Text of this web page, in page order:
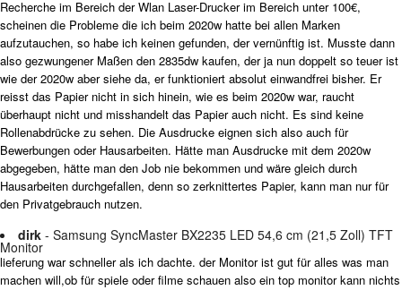
Recherche im Bereich der Wlan Laser-Drucker im Bereich unter 100€,
scheinen die Probleme die ich beim 2020w hatte bei allen Marken
aufzutauchen, so habe ich keinen gefunden, der vernünftig ist. Musste dann
also gezwungener Maßen den 2835dw kaufen, der ja nun doppelt so teuer ist
wie der 2020w aber siehe da, er funktioniert absolut einwandfrei bisher. Er
reisst das Papier nicht in sich hinein, wie es beim 2020w war, raucht
überhaupt nicht und misshandelt das Papier auch nicht. Es sind keine
Rollenabdrücke zu sehen. Die Ausdrucke eignen sich also auch für
Bewerbungen oder Hausarbeiten. Hätte man Ausdrucke mit dem 2020w
abgegeben, hätte man den Job nie bekommen und wäre gleich durch
Hausarbeiten durchgefallen, denn so zerknittertes Papier, kann man nur für
den Privatgebrauch nutzen.
dirk - Samsung SyncMaster BX2235 LED 54,6 cm (21,5 Zoll) TFT
Monitor
lieferung war schneller als ich dachte. der Monitor ist gut für alles was man
machen will,ob für spiele oder filme schauen also ein top monitor kann nichts